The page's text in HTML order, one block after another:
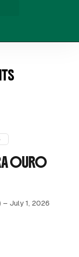
TS
OURO
– July 1, 2026